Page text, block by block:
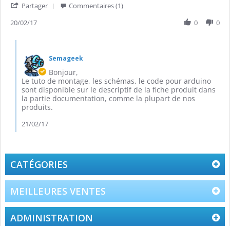
on
Feb
schémas
Partager
on
Feb
2017
Commentaires (1)
20/02/17
0 0
Propriétaire
du
magasin
on
Review
by
François
D.
on
2017
Semageek
Bonjour,
Le tuto de montage, les schémas, le code pour arduino
sont disponible sur le descriptif de la fiche produit dans
la partie documentation, comme la plupart de nos
produits.
21/02/17
CATÉGORIES
MEILLEURES VENTES
ADMINISTRATION